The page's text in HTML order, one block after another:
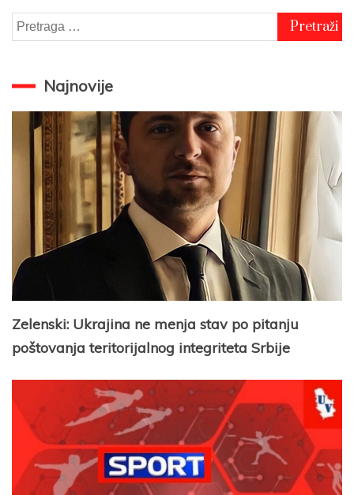
Pretraga
za:
Najnovije
Zelenski: Ukrajina ne menja stav po pitanju
poštovanja teritorijalnog integriteta Srbije